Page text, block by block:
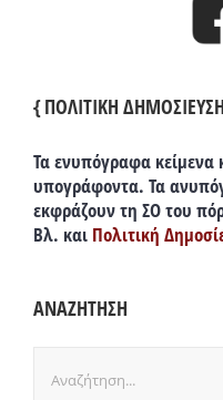
{ ΠΟΛΙΤΙΚΗ
Τα ενυπόγραφα κείμενα
υπογράφοντα. Τα
εκφράζουν τη ΣΟ του
Βλ. και Πολιτική
ΑΝΑΖΗΤΗΣΗ
για: